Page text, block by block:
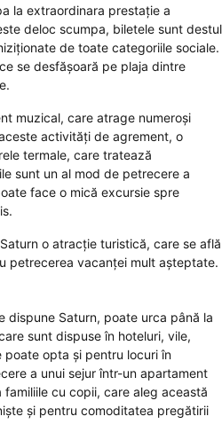
la extraordinara prestație a
deloc scumpa, biletele sunt destul
de toate categoriile sociale.
se desfășoară pe plaja dintre
muzical, care atrage numeroși
activități de agrement, o
termale, care tratează
sunt un al mod de petrecere a
face o mică excursie spre
.
o atracție turistică, care se află
petrecerea vacanței mult așteptate.
dispune Saturn, poate urca până la
sunt dispuse în hoteluri, vile,
poate opta și pentru locuri în
a unui sejur într-un apartament
cu copii, care aleg această
și pentru comoditatea pregătirii